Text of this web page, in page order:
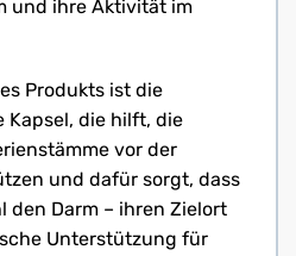
und ihre Aktivität im
Produkts ist die
Kapsel, die hilft, die
vor der
und dafür sorgt, dass
den Darm – ihren Zielort
Unterstützung für